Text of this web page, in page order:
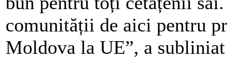
comunității de aici pentru
Moldova la UE”, a